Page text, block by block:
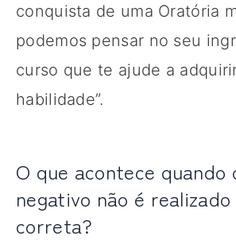
conquista de uma Oratória
podemos pensar no seu
curso que te ajude a
habilidade”.
O que acontece quando
negativo não é
correta?